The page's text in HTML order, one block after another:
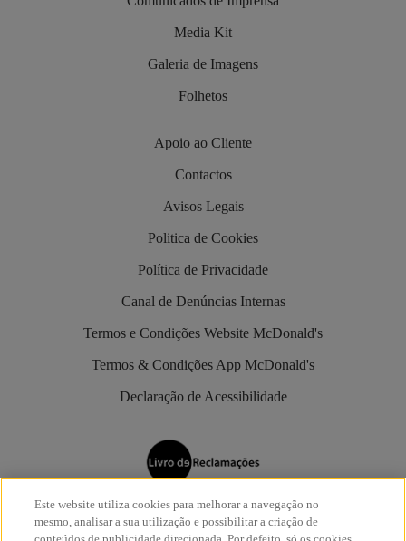
Media Kit
Galeria de Imagens
Folhetos
Apoio ao Cliente
Contactos
Avisos Legais
Politica de Cookies
Política de Privacidade
Canal de Denúncias Internas
Termos e Condições Website McDonald's
Termos & Condições App McDonald's
Declaração de Acessibilidade
Os restaurantes McDonald’s são aderentes doLivro de
Reclamações Eletrónico.
Este website utiliza cookies para melhorar a navegação no
mesmo, analisar a sua utilização e possibilitar a criação de